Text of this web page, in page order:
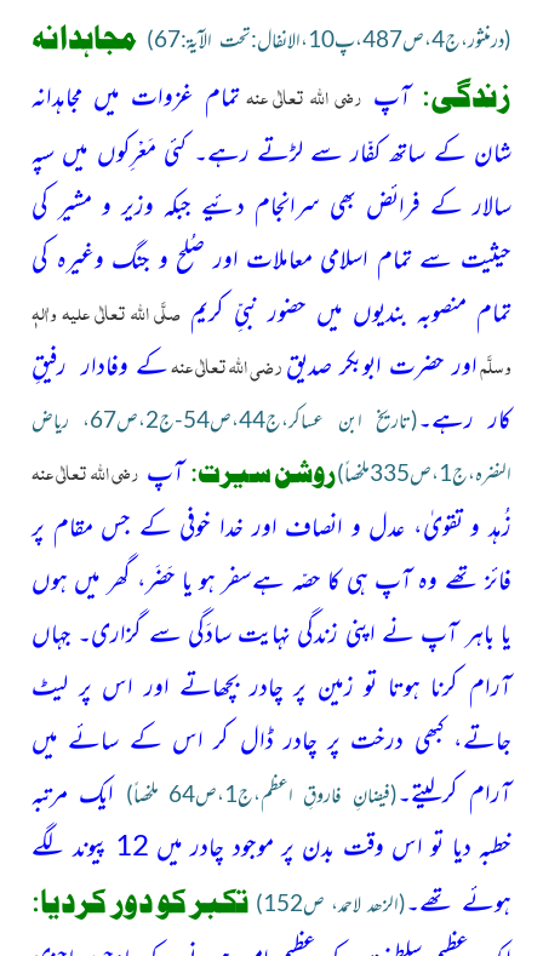
(درمنثور،ج4،ص487،پ10،الانفال:تحت الآیۃ:67)
مجاہدانہ
زندگی: آپ رضی اللہ تعالٰی عنہتمام غزوات میں مجاہدانہ
شان کے ساتھ کفّار سے لڑتے رہے۔ کئی مَعْرِکوں میں سپہ
سالار کے فرائض بھی سرانجام دئیے جبکہ وزیر و مشیر کی
حیثیت سے تمام اسلامی معاملات اور صُلح و جنگ وغیرہ کی
تمام منصوبہ بندیوں میں حضور نبیِّ کریم صلَّی اللہ تعالٰی علیہ واٰلہٖ
وسلَّماور حضرت ابوبکر صدیقرضی اللہ تعالٰی عنہکے وفادار رفیقِ
کار رہے۔
(تاریخ ابن عساکر،ج44،ص54-ج2،ص67، ریاض
النضرہ،ج1،ص335ملخصاً)
روشن سیرت:آپ رضی اللہ تعالٰی عنہ
زُہد و تقویٰ، عدل و انصاف اور خدا خوفی کے جس مقام پر
فائز تھے وہ آپ ہی کا حصّہ ہےسفر ہو یا حَضَر، گھر میں ہوں
یا باہر آپ نے اپنی زندگی نہایت سادَگی سے گزاری۔ جہاں
آرام کرنا ہوتا تو زمین پر چادر بچھاتے اور اس پر لیٹ
جاتے، کبھی درخت پر چادر ڈال کر اس کے سائے میں
آرامکرلیتے۔(فیضانِ فاروقِ اعظم،ج1،ص64 ملخصاً)
ایک مرتبہ
خطبہ دیا تو اس
وقت بدن پر موجود چادر میں 12 پیوند لگے
ہوئے تھے۔(الزھد لاحمد، ص152) تکبر کو دور کردیا: